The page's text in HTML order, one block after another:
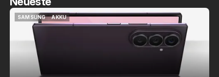
SAMSUNG
SAMSUNG
AKKU
AKKU